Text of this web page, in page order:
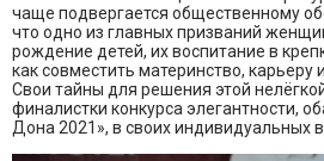
чаще подвергается общественному
что одно из главных призваний
рождение детей, их воспитание в
как совместить материнство,
Свои тайны для решения этой
финалистки конкурса элегантности,
Дона 2021», в своих индивидуальных